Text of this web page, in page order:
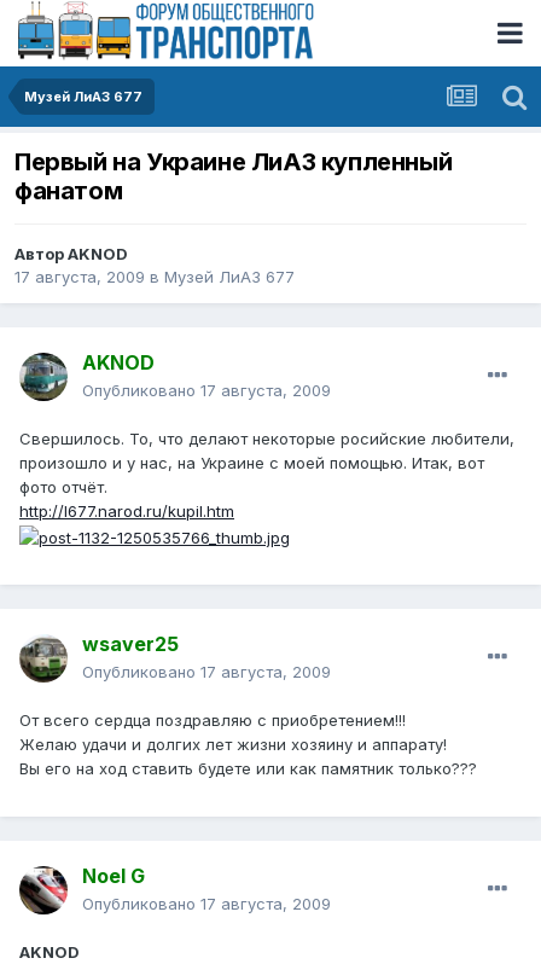
Музей ЛиАЗ 677
Первый на Украине ЛиАЗ купленный
фанатом
АвторAKNOD
17 августа, 2009 в Музей ЛиАЗ 677
AKNOD
Опубликовано 17 августа, 2009
Свершилось. То, что делают некоторые росийские любители,
произошло и у нас, на Украине с моей помощью. Итак, вот
фото отчёт.
http://l677.narod.ru/kupil.htm
wsaver25
Опубликовано 17 августа, 2009
От всего сердца поздравляю с приобретением!!!
Желаю удачи и долгих лет жизни хозяину и аппарату!
Вы его на ход ставить будете или как памятник только???
Noel G
Опубликовано 17 августа, 2009
AKNOD